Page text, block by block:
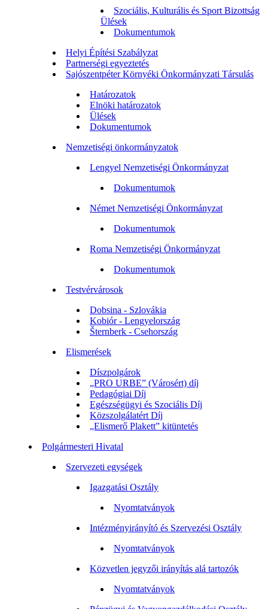
Szociális, Kulturális és Sport Bizottság
Ülések
Dokumentumok
Helyi Építési Szabályzat
Partnerségi egyeztetés
Sajószentpéter Környéki Önkormányzati Társulás
Határozatok
Elnöki határozatok
Ülések
Dokumentumok
Nemzetiségi önkormányzatok
Lengyel Nemzetiségi Önkormányzat
Dokumentumok
Német Nemzetiségi Önkormányzat
Dokumentumok
Roma Nemzetiségi Önkormányzat
Dokumentumok
Testvérvárosok
Dobsina - Szlovákia
Kobiór - Lengyelország
Šternberk - Csehország
Elismerések
Díszpolgárok
„PRO URBE” (Városért) díj
Pedagógiai Díj
Egészségügyi és Szociális Díj
Közszolgálatért Díj
„Elismerő Plakett” kitüntetés
Polgármesteri Hivatal
Szervezeti egységek
Igazgatási Osztály
Nyomtatványok
Intézményirányító és Szervezési Osztály
Nyomtatványok
Közvetlen jegyzői irányítás alá tartozók
Nyomtatványok